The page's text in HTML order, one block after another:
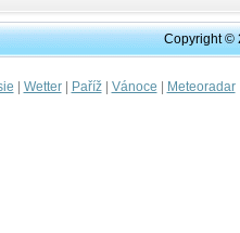
Copyright ©
| Wetter| Paříž| Vánoce | Meteoradar